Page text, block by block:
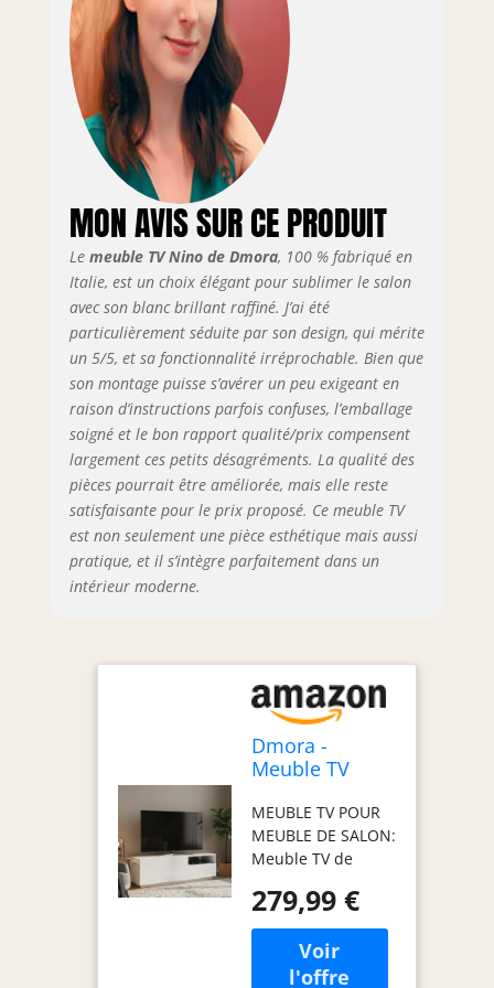
UTILISATION: La
simplicité de ce
modèle moderne
et intemporel le
rend parfait pour
décorer tout type
d'environnement,
au plus moderne -
La composition de
la structure avec
deux portes
battantes, un tiroir
et une étagère
ouverte est
parfaite pour
plaçant tout le
nécessaire pour
compléter votre
séjour - L'étage
supérieur est
dimensionné pour
accueillir votre
téléviseur - Portes
INNOVANT : Ce
produit se
caractérise par des
lignes simples et
un design
moderne, c'est la
solution idéale
salon moderne et
lumineux ou un
petit appartement
avec des besoins
MON AVIS SUR CE PRODUIT
Le meuble TV Nino de Dmora, 100 % fabriqué en
Italie, est un choix élégant pour sublimer le salon
avec son blanc brillant raffiné. J’ai été
particulièrement séduite par son design, qui mérite
un 5/5, et sa fonctionnalité irréprochable. Bien que
son montage puisse s’avérer un peu exigeant en
raison d’instructions parfois confuses, l’emballage
soigné et le bon rapport qualité/prix compensent
largement ces petits désagréments. La qualité des
pièces pourrait être améliorée, mais elle reste
satisfaisante pour le prix proposé. Ce meuble TV
est non seulement une pièce esthétique mais aussi
pratique, et il s’intègre parfaitement dans un
intérieur moderne.
Dmora -
Meuble TV
bas de salon
avec 2 portes,
Base pour
meuble TV,
100% Made in
Italy,
150x43h46 cm,
Blanc brillant
MEUBLE TV POUR
MEUBLE DE SALON:
Meuble TV de
moderne avec
deux portes
battantes, un tiroir
279,99 €